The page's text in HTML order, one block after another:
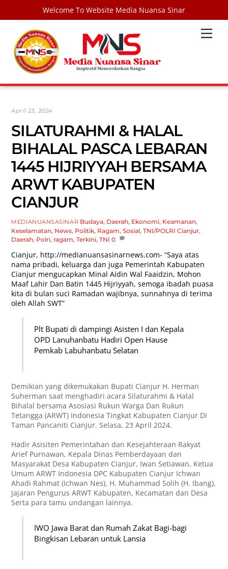
Welcome To Website Media Nuansa Sinar
content
April 23, 2024
SILATURAHMI & HALAL
BIHALAL PASCA LEBARAN
1445 HIJRIYYAH BERSAMA
ARWT KABUPATEN
CIANJUR
MEDIANUANSASINAR Budaya, Daerah, Ekonomi, Keamanan,
Keselamatan, News, Politik, Ragam,Sosial,TNI/POLRI Cianjur,
Daerah, Polri, ragam,Terkini,TNI 0
Cianjur, http://medianuansasinarnews.com- “Saya atas
nama pribadi, keluarga dan juga Pemerintah Kabupaten
Cianjur mengucapkan Minal Aidin Wal Faaidzin, Mohon
Maaf Lahir Dan Batin 1445 Hijriyyah, semoga ibadah puasa
kita di bulan suci Ramadan wajibnya, sunnahnya di terima
oleh Allah SWT”
Plt Bupati di dampingi Asisten I dan Kepala
OPD Lanuhanbatu Hadiri Open Hause
Pemkab Labuhanbatu Selatan
Demikian yang dikemukakan Bupati Cianjur H. Herman
Suherman saat menghadiri acara Silaturahmi & Halal
Bihalal bersama Asosiasi Rukun Warga Dan Rukun
Tetangga (ARWT) Indonesia Tingkat Kabupaten Cianjur Di
Taman Pancaniti Cianjur. Selasa, 23 April 2024.
Hadir Asisiten Pemerintahan dan Kesejahteraan Rakyat
Arief Purnawan, Kepala Dinas Pemberdayaan dan
Masyarakat Desa Kabupaten Cianjur, Iwan Setiawan, Ketua
Umum ARWT Indonesia DPC Kabupaten Cianjur Ichwan
Ahadi Rahmat (Ichwan Nes), H. Muhammad Solih (H. Ibang),
Jajaran Pengurus ARWT Kabupaten, Kecamatan dan Desa
Serta para tamu undangan lainnya.
IWO Jawa Barat dan Rumah Zakat Bagi-bagi
Bingkisan Lebaran untuk Lansia